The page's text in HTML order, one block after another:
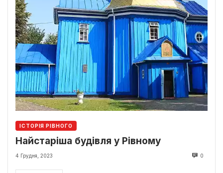
ІСТОРІЯ РІВНОГО
Найстаріша будівля у Рівному
4 Грудня, 2023 0